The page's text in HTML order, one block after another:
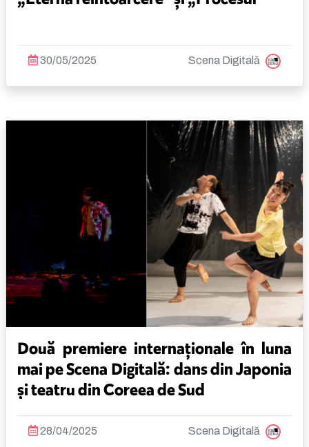
30/05/2025 Scena Digitală
Două premiere internaționale în luna
mai pe Scena Digitală: dans din Japonia
și teatru din Coreea de Sud
28/04/2025 Scena Digitală